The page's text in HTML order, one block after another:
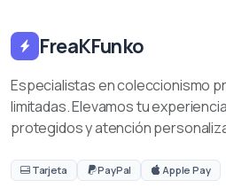
FreaKFunko
Especialistas en coleccionismo
limitadas. Elevamos tu
protegidos y atención
Tarjeta PayPal Apple Pay